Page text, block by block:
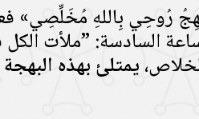
رُوحِي بِاللهِ مُخَلِّصِي»
السادسة: ”ملأت الكل
يمتلئ بهذه